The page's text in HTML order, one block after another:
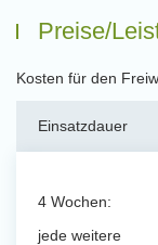
Preise/
Kosten für den
Einsatzdauer
4 Wochen:
jede weitere